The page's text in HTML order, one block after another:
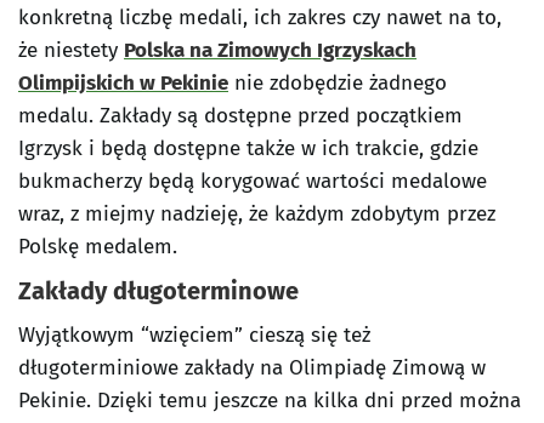
konkretną liczbę medali, ich zakres czy nawet na to,
że niestety Polska na Zimowych Igrzyskach
Olimpijskich w Pekinie nie zdobędzie żadnego
medalu. Zakłady są dostępne przed początkiem
Igrzysk i będą dostępne także w ich trakcie, gdzie
bukmacherzy będą korygować wartości medalowe
wraz, z miejmy nadzieję, że każdym zdobytym przez
Polskę medalem.
Zakłady długoterminowe
Wyjątkowym “wzięciem” cieszą się też
długoterminiowe zakłady na Olimpiadę Zimową w
Pekinie. Dzięki temu jeszcze na kilka dni przed można